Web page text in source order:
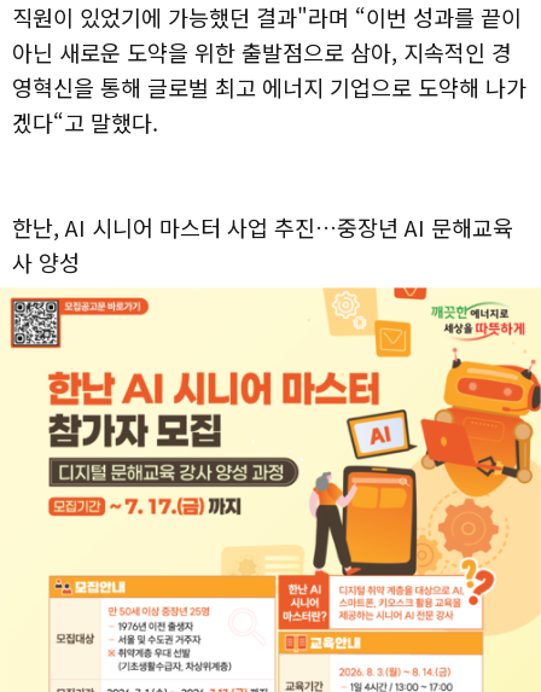
직원이 있었기에 가능했던 결과"라며 “이번 성과를 끝이
아닌 새로운 도약을 위한 출발점으로 삼아, 지속적인 경
영혁신을 통해 글로벌 최고 에너지 기업으로 도약해 나가
겠다“고 말했다.
한난, AI 시니어 마스터 사업 추진…중장년 AI 문해교육
사 양성